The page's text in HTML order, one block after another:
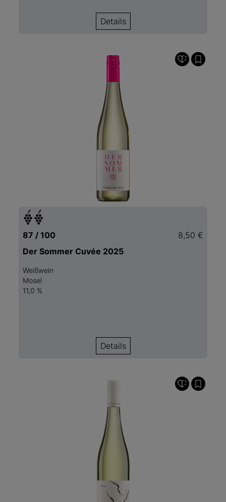
Details
87 / 100
8,50 €
Der Sommer Cuvée 2025
Weißwein
Mosel
11,0 %
Details